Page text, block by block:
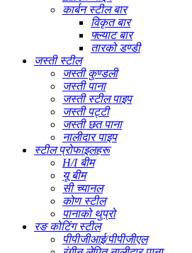
कार्बन स्टील बार
विकृत बार
फ्ल्याट बार
तारको डण्डी
जस्ती स्टील
जस्ती कुण्डली
जस्ती पाना
जस्ती स्टील पाइप
जस्ती पट्टी
जस्ती छत पाना
नालीदार पाइप
स्टील प्रोफाइलहरू
H/I बीम
यू बीम
सी च्यानल
कोण स्टील
पानाको थुप्रो
रङ कोटिंग स्टील
पीपीजीआई/पीपीजीएल